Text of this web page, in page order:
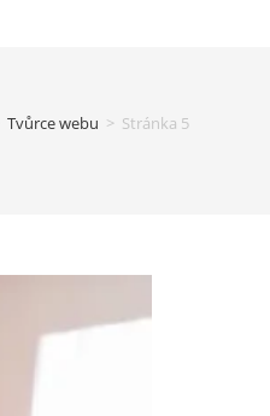
Tvůrce webu > Stránka 5